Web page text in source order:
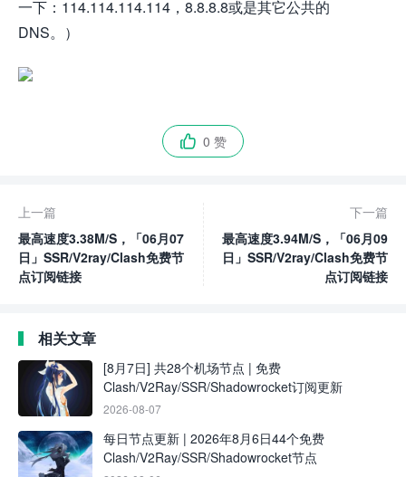
一下：114.114.114.114，8.8.8.8或是其它公共的
DNS。）
 0 赞
上一篇
最高速度3.38M/S，「06月07
日」SSR/V2ray/Clash免费节
点订阅链接
下一篇
最高速度3.94M/S，「06月09
日」SSR/V2ray/Clash免费节
点订阅链接
相关文章
[8月7日] 共28个机场节点 | 免费
Clash/V2Ray/SSR/Shadowrocket订阅更新
2026-08-07
每日节点更新 | 2026年8月6日44个免费
Clash/V2Ray/SSR/Shadowrocket节点